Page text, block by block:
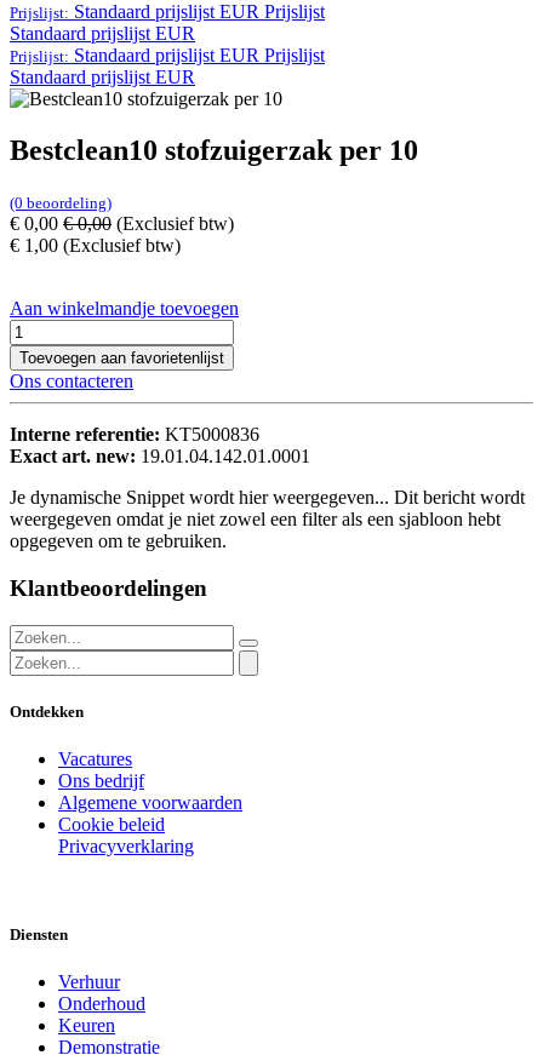
Prijslijst: Standaard prijslijst EUR Prijslijst
Standaard prijslijst EUR
Prijslijst: Standaard prijslijst EUR Prijslijst
Standaard prijslijst EUR
Bestclean10 stofzuigerzak per 10
(0 beoordeling)
€ 0,00 €0,00 (Exclusief btw)
€ 1,00 (Exclusief btw)
Aan winkelmandje toevoegen
Toevoegen aan favorietenlijst
Ons contacteren
Interne referentie: KT5000836
Exact art. new: 19.01.04.142.01.0001
Je dynamische Snippet wordt hier weergegeven... Dit bericht wordt
weergegeven omdat je niet zowel een filter als een sjabloon hebt
opgegeven om te gebruiken.
Klantbeoordelingen
Ontdekken
Vacatures
Ons bedrijf
Algemene voorwaarden
Cookie beleid
Privacyverklaring
Diensten
Verhuur
Onderhoud
Keuren
Demonstratie